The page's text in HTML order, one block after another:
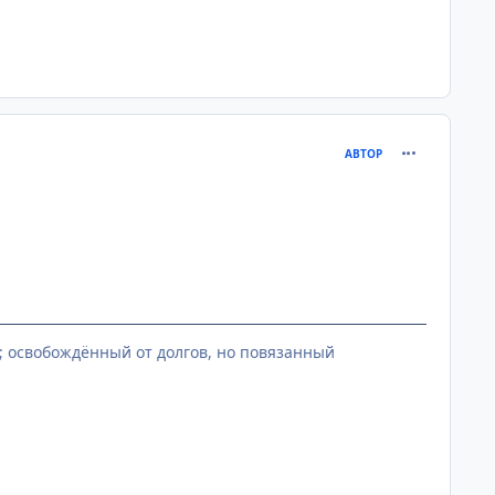
АВТОР
от долгов, но повязанный